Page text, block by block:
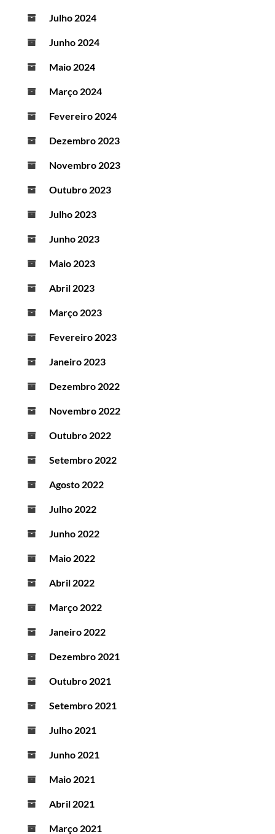
Julho 2024
Junho 2024
Maio 2024
Março 2024
Fevereiro 2024
Dezembro 2023
Novembro 2023
Outubro 2023
Julho 2023
Junho 2023
Maio 2023
Abril 2023
Março 2023
Fevereiro 2023
Janeiro 2023
Dezembro 2022
Novembro 2022
Outubro 2022
Setembro 2022
Agosto 2022
Julho 2022
Junho 2022
Maio 2022
Abril 2022
Março 2022
Janeiro 2022
Dezembro 2021
Outubro 2021
Setembro 2021
Julho 2021
Junho 2021
Maio 2021
Abril 2021
Março 2021